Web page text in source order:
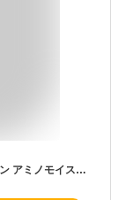
【店長のイチオシ】【第一三共ヘルスケア】ミノン アミノモイスト モイストチャージ ローションII もっとしっとりタイプ本体 150ml